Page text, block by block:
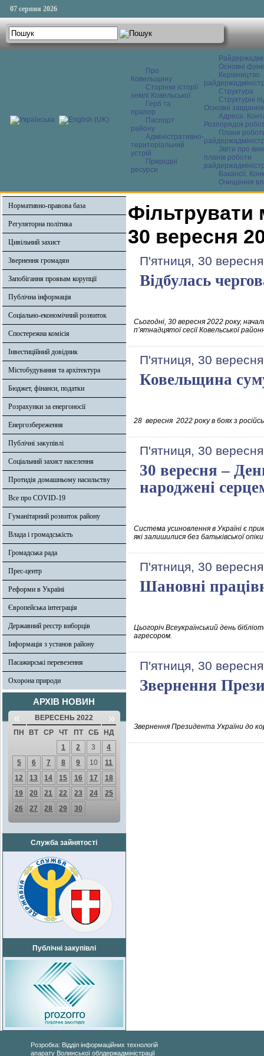
07 серпня 2026
Про
Ковельщину
Сторінки історії
землі Ковельської
Герб та
прапор
Паспорт
району
Адміністративно-
територіальний
устрій
Природні
ресурси
Основні
Керівництво
Структура
Структурні
Основні завдання
Адреса.
Розпорядок
Плани
Звіти про
планів роботи
Вакансії.
Очищення
Нормативно-правова база
Регуляторна політика
Цивільний захист
Звернення громадян
Запобігання проявам корупції
Публічна інформація
Соціально-економічний розвиток
Спостережна комісія
Інвестиційний довідник
Містобудування та архітектура
Бюджет, фінанси, податки
Розрахунки за енергоносії
Енергозбереження
Публічні закупівлі
Соціальний захист населення
Протидія домашньому насильству
Все про COVID-19
Гуманітарний розвиток району
Влада і громадськість
Громадська рада
Прес-центр
Реформи в Україні
Європейська інтеграція
Державний реєстр виборців
Інформація з установ району
Пасажирські перевезення
Охорона природи
АРХІВ НОВИН
« ВЕРЕСЕНЬ 2022 »
ПН ВТ СР ЧТ ПТ СБ
НД
1
2 3
4
5
6 7 8 9 10
11
12
13 14 15 16 17
18
19
20 21 22 23 24
25
26
27 28 29 30
Служба зайнятості
Публічні закупівлі
Фільтрувати
30 вересня
П'ятниця, 30
Відбулась
Сьогодні, 30 вересня 2022 року,
п’ятнадцятої сесії Ковельської
П'ятниця, 30
Ковельщина
28 вересня 2022 року в боях з
П'ятниця, 30
30 вересня –
народжені
Система усиновлення в Україні є
які залишилися без батьківської
П'ятниця, 30
Шановні
Цьогоріч Всеукраїнський день
агресором.
П'ятниця, 30
Звернення
Звернення Президента України до
Розробка: Відділ інформаційних технологій
апарату Волинської облдержадміністрації